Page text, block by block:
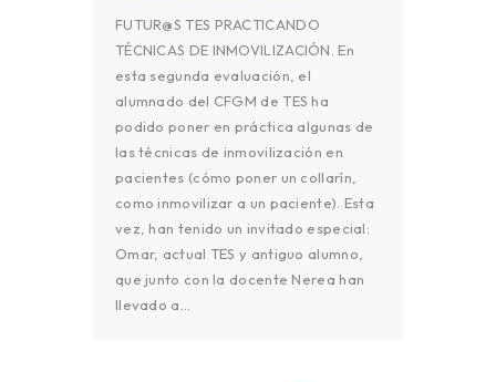
FUTUR@S TES PRACTICANDO
TÉCNICAS DE INMOVILIZACIÓN. En
esta segunda evaluación, el
alumnado del CFGM de TES ha
podido poner en práctica algunas de
las técnicas de inmovilización en
pacientes (cómo poner un collarín,
como inmovilizar a un paciente). Esta
vez, han tenido un invitado especial:
Omar, actual TES y antiguo alumno,
que junto con la docente Nerea han
llevado a…